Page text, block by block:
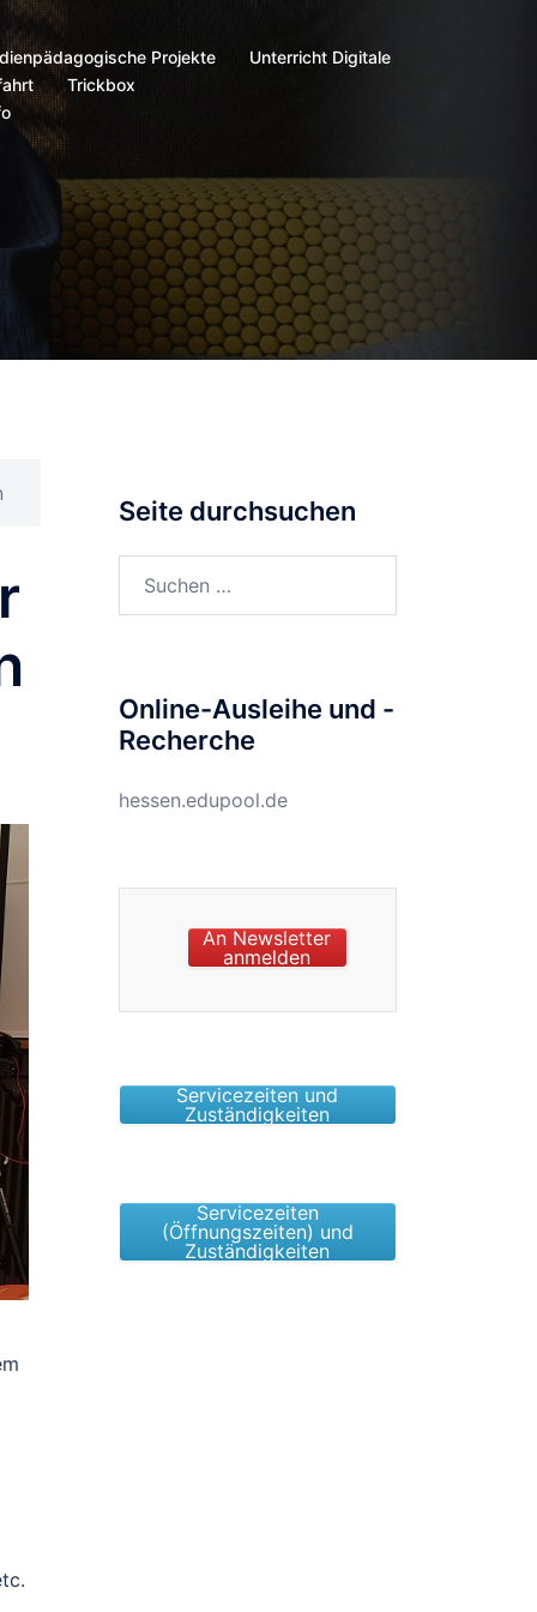
Projekte
Unterricht Digitale
Trickbox
Seite durchsuchen
Online-Ausleihe und -
Recherche
hessen.edupool.de
An Newsletter
anmelden
Servicezeiten und
Zuständigkeiten
Servicezeiten
(Öffnungszeiten) und
Zuständigkeiten